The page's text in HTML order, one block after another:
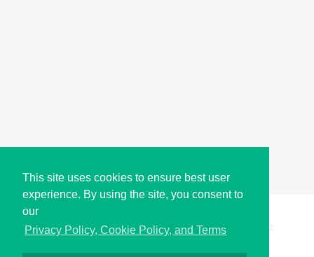
This site uses cookies to ensure best user
experience. By using the site, you consent to
our
Privacy Policy, Cookie Policy, and Terms
Copyright © i2Symbol 2011-2026, Sciweavers LLC